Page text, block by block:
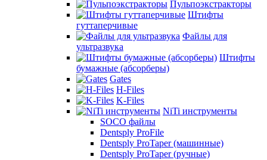
Пульпоэкстракторы
Штифты
гуттаперчивые
Файлы для
ультразвука
Штифты
бумажные (абсорберы)
Gates
H-Files
K-Files
NiTi инструменты
SOCO файлы
Dentsply ProFile
Dentsply ProTaper (машинные)
Dentsply ProTaper (ручные)